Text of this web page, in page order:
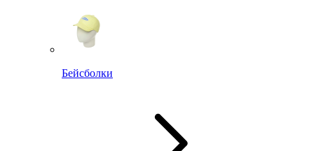
Бейсболки